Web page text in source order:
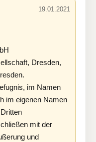
19.01.2021
Dresden,
im Namen
im eigenen Namen
mit der
und